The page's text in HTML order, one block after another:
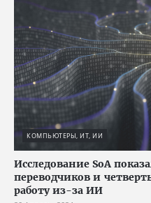
КОМПЬЮТЕРЫ, ИТ, ИИ
Исследование SoA
переводчиков и
работу из-за ИИ